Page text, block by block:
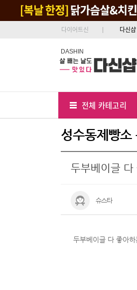
다이어트신 다신샵
DASHIN
전체 카테고리
성수동제빵소
두부베이글
슈스타
두부베이글 다 좋아